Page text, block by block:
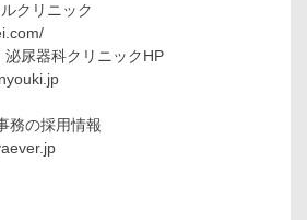
クリニック
泌尿器科クリニックHP
務の採用情報